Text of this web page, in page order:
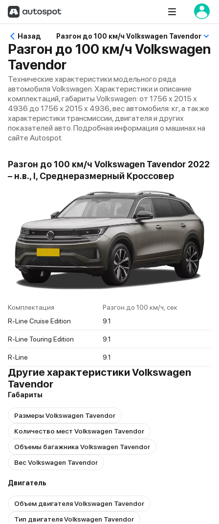
Назад Разгон до 100 км/ч Volkswagen Tavendor
Разгон до 100 км/ч Volkswagen
Tavendor
Технические характеристики модельного ряда
автомобиля Volkswagen. Характеристики и описание
комплектаций, габариты Volkswagen: от 1756 x 2015 x
4936 до 1756 x 2015 x 4936, вес автомобиля: кг, а также
характеристики трансмиссии, двигателя и других
показателей авто. Подробная информация о машинах на
сайте Autospot.
Разгон до 100 км/ч Volkswagen Tavendor 2022
– н.в., I, Среднеразмерный Кроссовер
Комплектация
Разгон до 100 км/ч, сек
R-Line Cruise Edition
9.1
R-Line Touring Edition 9.1
R-Line 9.1
Другие характеристики Volkswagen
Tavendor
Габариты
Размеры Volkswagen Tavendor
Количество мест Volkswagen Tavendor
Объемы багажника Volkswagen Tavendor
Вес Volkswagen Tavendor
Двигатель
Объем двигателя Volkswagen Tavendor
Тип двигателя Volkswagen Tavendor